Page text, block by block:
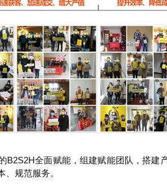
B2S2H全面赋能，组建赋能团队，搭建
、规范服务。